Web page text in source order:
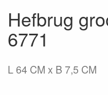
Hefbrug
6771
L 64 CM x B 7,5 CM